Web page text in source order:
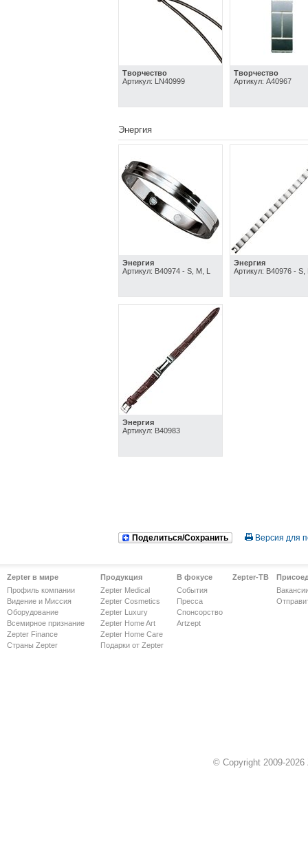
Творчество
Артикул: LN40999
Творчество
Артикул: A40967
Энергия
Энергия
Артикул: B40974 - S, M, L
Энергия
Артикул: B40976 - S,
Энергия
Артикул: B40983
Поделиться/Сохранить Версия для
Zepter в мире
Профиль компании
Видение и Миссия
Оборудование
Всемирное признание
Zepter Finance
Страны Zepter
Продукция
Zepter Medical
Zepter Cosmetics
Zepter Luxury
Zepter Home Art
Zepter Home Care
Подарки от Zepter
В фокусе
События
Пресса
Спонсорство
Artzept
Zepter-ТВ
© Copyright 2009-